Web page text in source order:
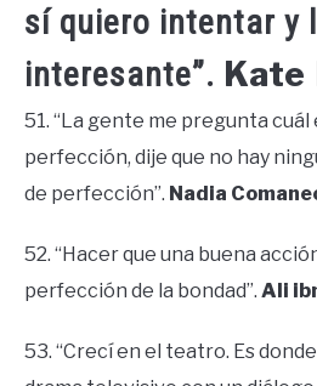
sí quiero intentar y
interesante”. Kate
51. “La gente me pregunta cuál
perfección, dije que no hay
de perfección”. Nadia
52. “Hacer que una buena
perfección de la bondad”. Ali
53. “Crecí en el teatro. Es